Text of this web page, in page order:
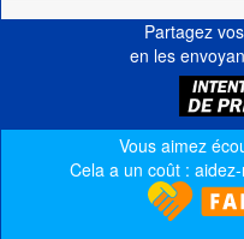
Partagez
en les
Vous aimez
Cela a un coût :